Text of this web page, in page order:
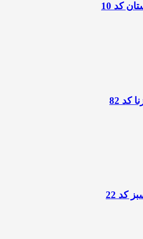
کد 10
82
کد 22